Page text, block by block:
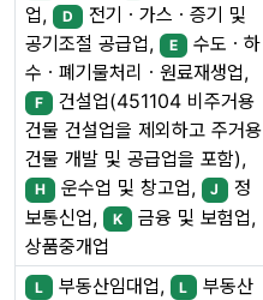
업,
D 전기ㆍ가스ㆍ증기 및
공기조절 공급업,
E 수도ㆍ하
수ㆍ폐기물처리ㆍ원료재생업,
F 건설업(451104 비주거용
건물 건설업을 제외하고 주거용
건물 개발 및 공급업을 포함),
H 운수업 및 창고업, J
정
보통신업,
K 금융 및 보험업,
상품중개업
L 부동산임대업, L
부동산